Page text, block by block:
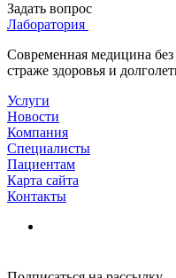
Задать вопрос
Лаборатория
Современная медицина
страже здоровья и
Услуги
Новости
Компания
Специалисты
Пациентам
Карта сайта
Контакты